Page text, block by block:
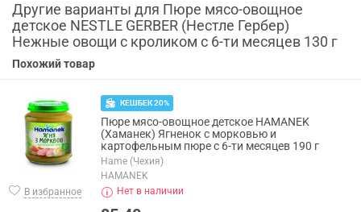
Другие варианты для Пюре мясо-овощное
детское NESTLE GERBER (Нестле Гербер)
Нежные овощи с кроликом с 6-ти месяцев 130 г
Похожий товар
В избранное
КЕШБЕК 20%
Пюре мясо-овощное детское HAMANEK
(Хаманек) Ягненок с морковью и
картофельным пюре с 6-ти месяцев 190 г
Hame (Чехия)
HAMANEK
Нет в наличии